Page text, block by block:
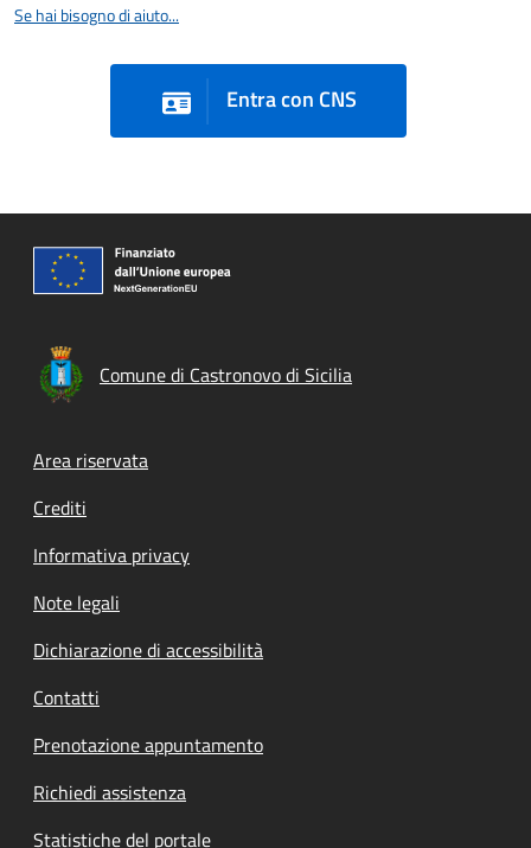
Se hai bisogno di aiuto...
Entra con CNS
Comune di Castronovo di Sicilia
Footer menu
Area riservata
Crediti
Informativa privacy
Note legali
Dichiarazione di accessibilità
Contatti
Prenotazione appuntamento
Richiedi assistenza
Statistiche del portale